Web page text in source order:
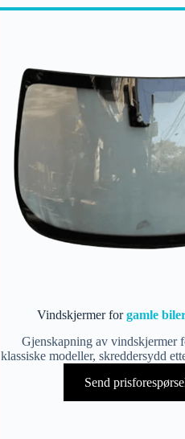
Vindskjermer forgamle
Gjenskapning av vindskjermer
klassiske modeller, skreddersydd
Send